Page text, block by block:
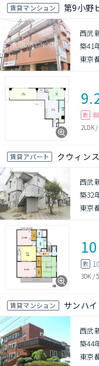
賃貸マンション 第9小野
西武
築41
東京
敷
2LDK/
賃貸アパート クウィン
西武
築32
東京
10
敷
3DK /
賃貸マンション サンハ
西武
築44
東京